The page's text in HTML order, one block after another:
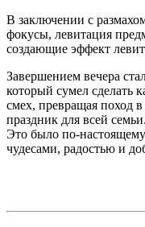
В заключении с
фокусы, левитация
создающие эффект
Завершением вечера
который сумел сделать
смех, превращая поход
праздник для всей семьи.
Это было по-
чудесами, радостью и